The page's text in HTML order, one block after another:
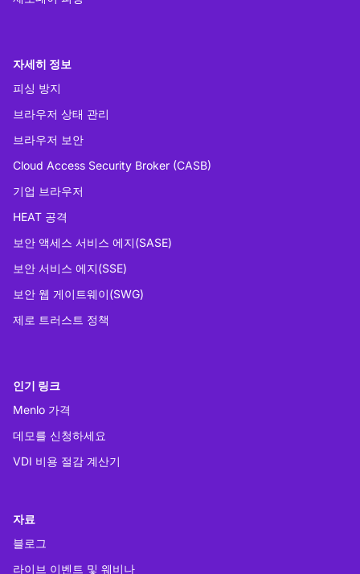
자세히 정보
피싱 방지
브라우저 상태 관리
브라우저 보안
Cloud Access Security Broker (CASB)
기업 브라우저
HEAT 공격
보안 액세스 서비스 에지(SASE)
보안 서비스 에지(SSE)
보안 웹 게이트웨이(SWG)
제로 트러스트 정책
인기 링크
Menlo 가격
데모를 신청하세요
VDI 비용 절감 계산기
자료
블로그
라이브 이벤트 및 웨비나